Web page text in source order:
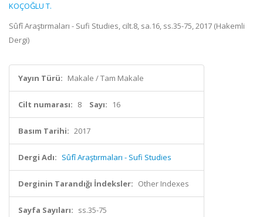
KOÇOĞLU T.
Sûfî Araştırmaları - Sufi Studies, cilt.8, sa.16, ss.35-75, 2017 (Hakemli
Dergi)
Yayın Türü: Makale / Tam Makale
Cilt numarası: 8 Sayı: 16
Basım Tarihi: 2017
Dergi Adı: Sûfî Araştırmaları - Sufi Studies
Derginin Tarandığı İndeksler: Other Indexes
Sayfa Sayıları: ss.35-75